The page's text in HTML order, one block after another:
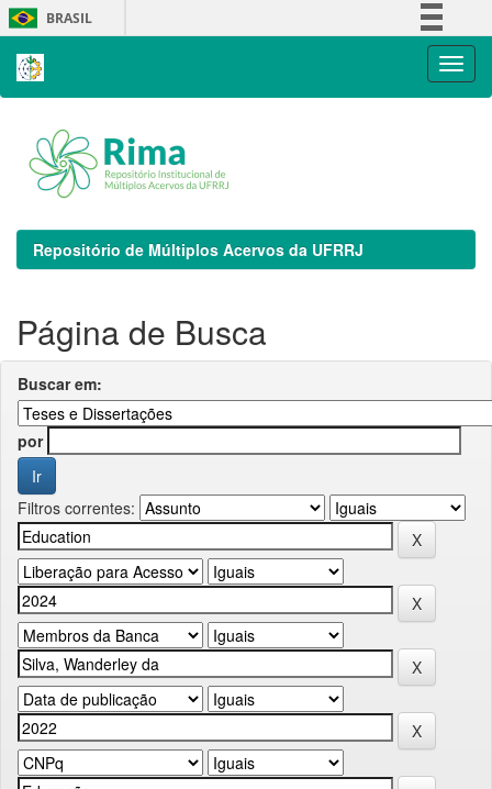
Skip
navigation
BRASIL
Repositório de Múltiplos Acervos da UFRRJ
Página de Busca
Buscar em:
por
Filtros correntes: